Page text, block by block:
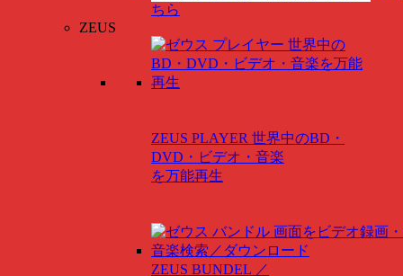
ちら
ZEUS
ZEUS PLAYER 世界中のBD・
DVD・ビデオ・音楽
を万能再生
ZEUS BUNDEL ／